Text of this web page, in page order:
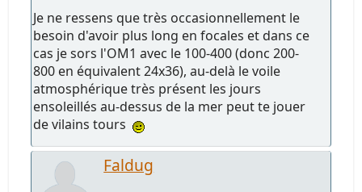
Je ne ressens que très occasionnellement le
besoin d'avoir plus long en focales et dans ce
cas je sors l'OM1 avec le 100-400 (donc 200-
800 en équivalent 24x36), au-delà le voile
atmosphérique très présent les jours
ensoleillés au-dessus de la mer peut te jouer
de vilains tours
Faldug